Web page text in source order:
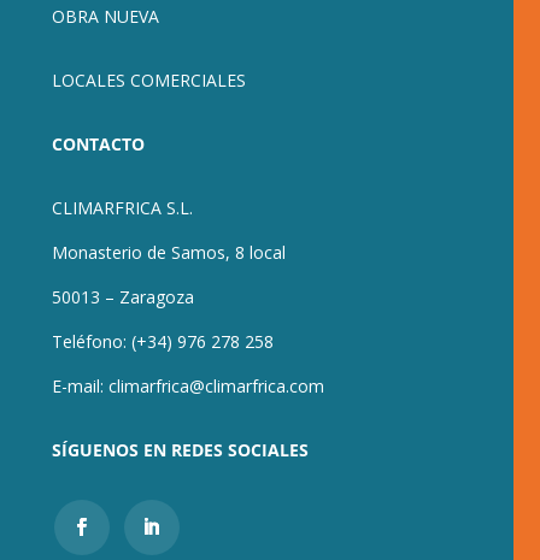
OBRA NUEVA
LOCALES COMERCIALES
CONTACTO
CLIMARFRICA S.L.
Monasterio de Samos, 8 local
50013 – Zaragoza
Teléfono: (+34) 976 278 258
E-mail: climarfrica@climarfrica.com
SÍGUENOS EN REDES SOCIALES